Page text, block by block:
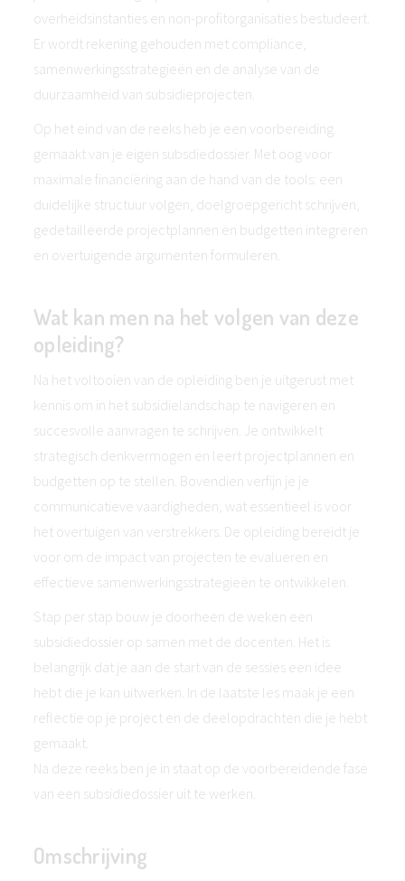
overheidsinstanties en non-profitorganisaties bestudeert.
Er wordt rekening gehouden met compliance,
samenwerkingsstrategieën en de analyse van de
duurzaamheid van subsidieprojecten.
Op het eind van de reeks heb je een voorbereiding
gemaakt van je eigen subsdiedossier. Met oog voor
maximale financiëring aan de hand van de tools: een
duidelijke structuur volgen, doelgroepgericht schrijven,
gedetailleerde projectplannen en budgetten integreren
en overtuigende argumenten formuleren.
Wat kan men na het volgen van deze
opleiding?
Na het voltooien van de opleiding ben je uitgerust met
kennis om in het subsidielandschap te navigeren en
succesvolle aanvragen te schrijven. Je ontwikkelt
strategisch denkvermogen en leert projectplannen en
budgetten op te stellen. Bovendien verfijn je je
communicatieve vaardigheden, wat essentieel is voor
het overtuigen van verstrekkers. De opleiding bereidt je
voor om de impact van projecten te evalueren en
effectieve samenwerkingsstrategieën te ontwikkelen.
Stap per stap bouw je doorheen de weken een
subsidiedossier op samen met de docenten. Het is
belangrijk dat je aan de start van de sessies een idee
hebt die je kan uitwerken. In de laatste les maak je een
reflectie op je project en de deelopdrachten die je hebt
gemaakt.
Na deze reeks ben je in staat op de voorbereidende fase
van een subsidiedossier uit te werken.
Omschrijving